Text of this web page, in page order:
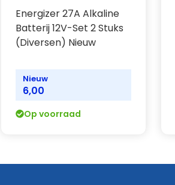
Energizer 27A Alkaline
Batterij 12V-Set 2 Stuks
(Diversen) Nieuw
Nieuw
6,00
Op voorraad